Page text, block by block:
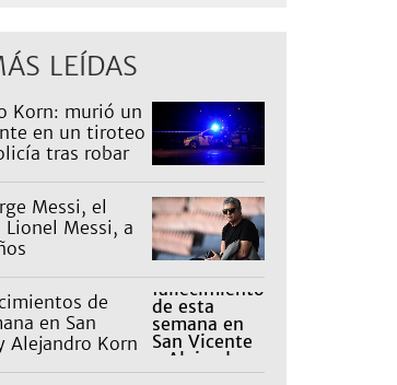
LEÍDAS
Korn: murió un
en un tiroteo
tras robar
Messi, el
Lionel Messi, a
de
en San
Alejandro Korn